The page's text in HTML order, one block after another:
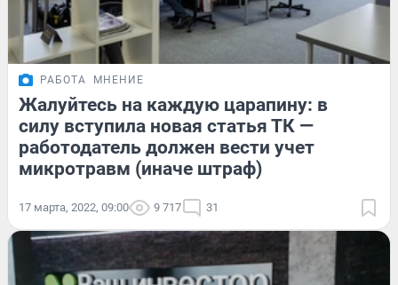
РАБОТА МНЕНИЕ
Жалуйтесь на каждую царапину: в
силу вступила новая статья ТК —
работодатель должен вести учет
микротравм (иначе штраф)
17 марта, 2022, 09:00 9 717 31